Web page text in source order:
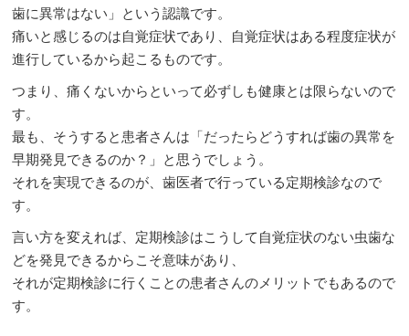
歯に異常はない」という認識です。
痛いと感じるのは自覚症状であり、自覚症状はある程度症状が
進行しているから起こるものです。
つまり、痛くないからといって必ずしも健康とは限らないので
す。
最も、そうすると患者さんは「だったらどうすれば歯の異常を
早期発見できるのか？」と思うでしょう。
それを実現できるのが、歯医者で行っている定期検診なので
す。
言い方を変えれば、定期検診はこうして自覚症状のない虫歯な
どを発見できるからこそ意味があり、
それが定期検診に行くことの患者さんのメリットでもあるので
す。